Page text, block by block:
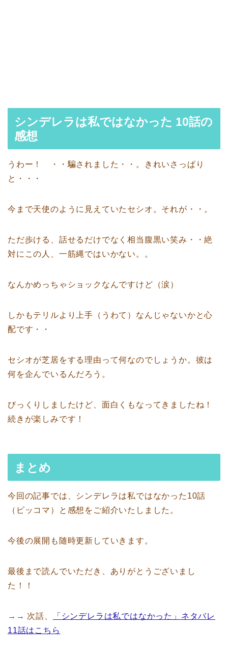
シンデレラは私ではなかった 10話の
感想
うわー！ ・・騙されました・・。きれいさっぱり
と・・・
今まで天使のように見えていたセシオ。それが・・。
ただ歩ける、話せるだけでなく相当腹黒い笑み・・絶
対にこの人、一筋縄ではいかない。。
なんかめっちゃショックなんですけど（涙）
しかもテリルより上手（うわて）なんじゃないかと心
配です・・
セシオが芝居をする理由って何なのでしょうか。彼は
何を企んでいるんだろう。
びっくりしましたけど、面白くもなってきましたね！
続きが楽しみです！
まとめ
今回の記事では、シンデレラは私ではなかった10話
（ピッコマ）と感想をご紹介いたしました。
今後の展開も随時更新していきます。
最後まで読んでいただき、ありがとうございまし
た！！
→→ 次話、
「シンデレラは私ではなかった」ネタバレ
11話はこちら